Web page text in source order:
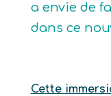
a envie de
dans ce
Cette